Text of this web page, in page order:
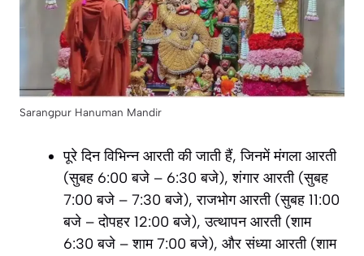
Sarangpur Hanuman Mandir
पूरे दिन विभिन्न आरती की जाती हैं, जिनमें मंगला आरती
(सुबह 6:00 बजे – 6:30 बजे), शंगार आरती (सुबह
7:00 बजे – 7:30 बजे), राजभोग आरती (सुबह 11:00
बजे – दोपहर 12:00 बजे), उत्थापन आरती (शाम
6:30 बजे – शाम 7:00 बजे), और संध्या आरती (शाम